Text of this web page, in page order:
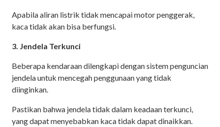
Apabila aliran listrik tidak mencapai motor penggerak,
kaca tidak akan bisa berfungsi.
3. Jendela Terkunci
Beberapa kendaraan dilengkapi dengan sistem penguncian
jendela untuk mencegah penggunaan yang tidak
diinginkan.
Pastikan bahwa jendela tidak dalam keadaan terkunci,
yang dapat menyebabkan kaca tidak dapat dinaikkan.